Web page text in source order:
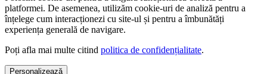
platformei. De asemenea, utilizăm cookie-uri de analiză pentru a
înțelege cum interacționezi cu site-ul și pentru a îmbunătăți
experiența generală de navigare.
Poți afla mai multe citind politica de confidențialitate.
Personalizează